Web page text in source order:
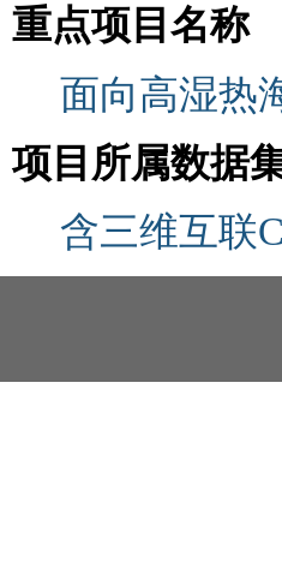
重点项目名称
面向高湿热
项目所属数据
含三维互联